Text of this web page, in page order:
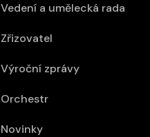
Vedení a umělecká rada
Zřizovatel
Výroční zprávy
Orchestr
Novinky